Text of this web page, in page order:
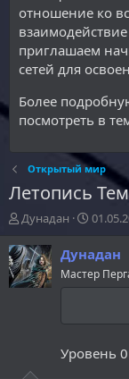
отношение ко
приглашаем
сетей для
Более
посмотреть в
Открытый мир
Летопись
А
т
о
р
Дунадан
Д
т
а
н
а
Дунадан
Мастер
Уровень 0